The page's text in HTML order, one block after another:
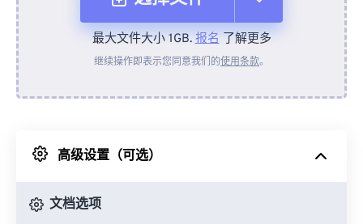
从设备
来自 Google Drive
最大文件大小 1GB.报名了解更多
继续操作即表示您同意我们的使用条款。
高级设置（可选）
文档选项